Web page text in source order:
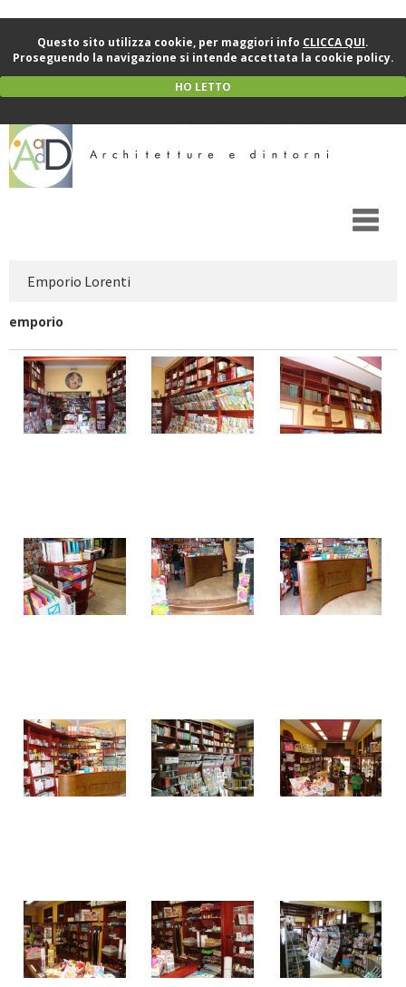
Questo sito utilizza cookie, per maggiori info CLICCA QUI.
Proseguendo la navigazione si intende accettata la cookie policy.
HO LETTO
Emporio Lorenti
emporio